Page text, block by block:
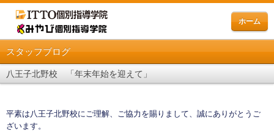
ホーム
スタッフブログ
八王子北野校 「年末年始を迎えて」
平素は八王子北野校にご理解、ご協力を賜りまして、誠にありがとうご
ざいます。